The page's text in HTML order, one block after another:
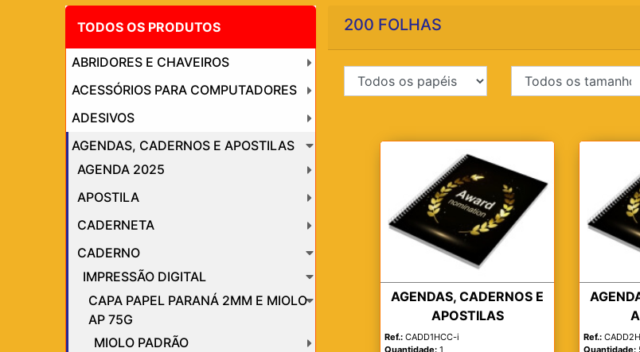
TODOS OS PRODUTOS
ABRIDORES E CHAVEIROS
ACESSÓRIOS PARA COMPUTADORES
ADESIVOS
AGENDAS, CADERNOS E APOSTILAS
AGENDA 2025
APOSTILA
CADERNETA
CADERNO
IMPRESSÃO DIGITAL
CAPA PAPEL PARANÁ 2MM E MIOLO
AP 75G
MIOLO PADRÃO
200 FOLHAS
AGENDAS, CADERNOS E
APOSTILAS
Ref.: CADD1HCC-i
Quantidade: 1
Ref.:
Quantidade: